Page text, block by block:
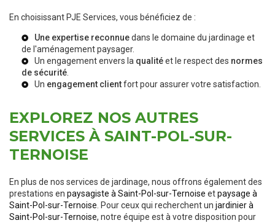
En choisissant PJE Services, vous bénéficiez de :
Une expertise reconnuedans le domaine du jardinage et
de l'aménagement paysager.
Un engagement envers la qualitéet le respect des normes
de sécurité
Un engagement clientfort pour assurer votre satisfaction.
EXPLOREZ NOS AUTRES
SERVICES À SAINT-POL-SUR-
TERNOISE
En plus de nos services de jardinage, nous offrons également des
prestations en paysagiste à Saint-Pol-sur-Ternoise etpaysage à
Saint-Pol-sur-Ternoise . Pour ceux qui recherchent un jardinier à
Saint-Pol-sur-Ternoise, notre équipe est à votre disposition pour